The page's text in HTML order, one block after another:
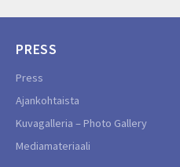
PRESS
Press
Ajankohtaista
Kuvagalleria – Photo Gallery
Mediamateriaali